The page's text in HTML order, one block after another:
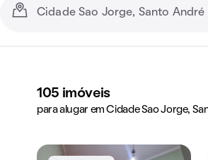
105 imóveis
para alugar em Cidade Sao Jorge,